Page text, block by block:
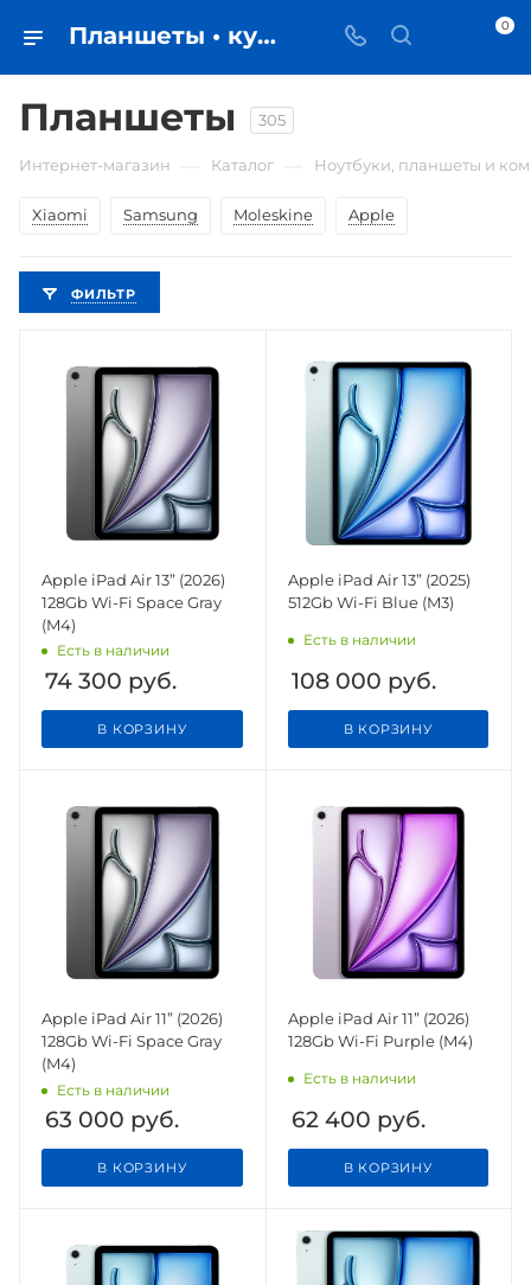
Планшеты • купить в Самаре по низкой цене - iЧехол 0
Планшеты 305
Интернет-магазин Каталог Ноутбуки, планшеты и
Xiaomi Samsung Moleskine Apple
ФИЛЬТР
Apple iPad Air 13” (2026)
128Gb Wi-Fi Space Gray
(M4)
Есть в наличии
74 300 руб.
В КОРЗИНУ
Apple iPad Air 13” (2025)
512Gb Wi-Fi Blue (M3)
Есть в наличии
108 000 руб.
В КОРЗИНУ
Apple iPad Air 11” (2026)
128Gb Wi-Fi Space Gray
(M4)
Есть в наличии
63 000 руб.
В КОРЗИНУ
Apple iPad Air 11” (2026)
128Gb Wi-Fi Purple (M4)
Есть в наличии
62 400 руб.
В КОРЗИНУ